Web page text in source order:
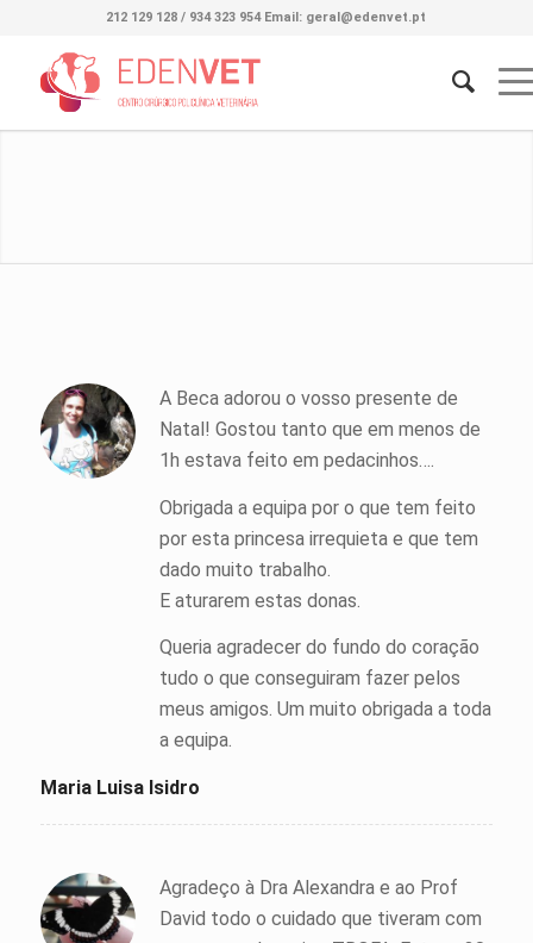
212 129 128 / 934 323 954 Email: geral@edenvet.pt
A Beca adorou o vosso presente de
Natal! Gostou tanto que em menos de
1h estava feito em pedacinhos….
Obrigada a equipa por o que tem feito
por esta princesa irrequieta e que tem
dado muito trabalho.
E aturarem estas donas.
Queria agradecer do fundo do coração
tudo o que conseguiram fazer pelos
meus amigos. Um muito obrigada a toda
a equipa.
Maria Luisa Isidro
Agradeço à Dra Alexandra e ao Prof
David todo o cuidado que tiveram com